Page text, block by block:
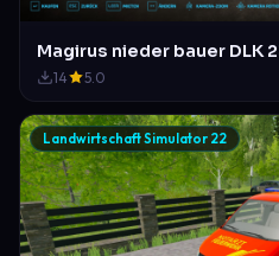
14 5.0
Landwirtschaft Simulator 22